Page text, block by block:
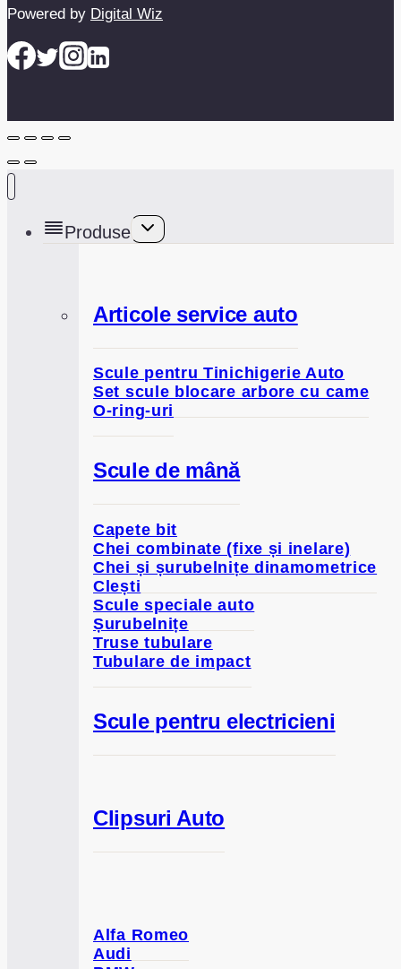
Powered by Digital Wiz
Produse
Toggle
Articole service auto
Scule pentru Tinichigerie Auto
Set scule blocare arbore cu came
O-ring-uri
Scule de mână
Capete bit
Chei combinate (fixe și inelare)
Chei și șurubelnițe dinamometrice
Clești
Scule speciale auto
Șurubelnițe
Truse tubulare
Tubulare de impact
Scule pentru electricieni
Clipsuri Auto
Alfa Romeo
Audi